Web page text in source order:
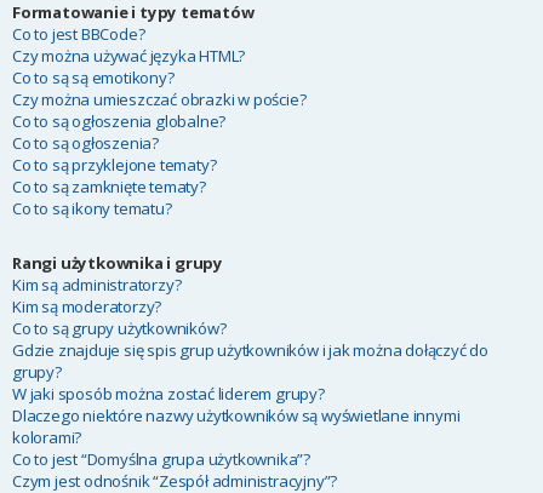
Formatowanie i typy tematów
Co to jest BBCode?
Czy można używać języka HTML?
Co to są są emotikony?
Czy można umieszczać obrazki w poście?
Co to są ogłoszenia globalne?
Co to są ogłoszenia?
Co to są przyklejone tematy?
Co to są zamknięte tematy?
Co to są ikony tematu?
Rangi użytkownika i grupy
Kim są administratorzy?
Kim są moderatorzy?
Co to są grupy użytkowników?
Gdzie znajduje się spis grup użytkowników i jak można dołączyć do
grupy?
W jaki sposób można zostać liderem grupy?
Dlaczego niektóre nazwy użytkowników są wyświetlane innymi
kolorami?
Co to jest “Domyślna grupa użytkownika”?
Czym jest odnośnik “Zespół administracyjny”?